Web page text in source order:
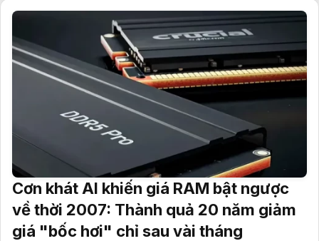
Cơn khát AI khiến giá RAM bật ngược
về thời 2007: Thành quả 20 năm giảm
giá "bốc hơi" chỉ sau vài tháng